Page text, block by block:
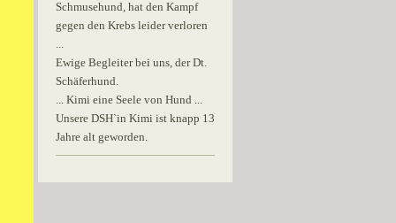
Schmusehund, hat den Kampf
gegen den Krebs leider verloren
...
Ewige Begleiter bei uns, der Dt.
Schäferhund.
... Kimi eine Seele von Hund ...
Unsere DSH`in Kimi ist knapp 13
Jahre alt geworden.